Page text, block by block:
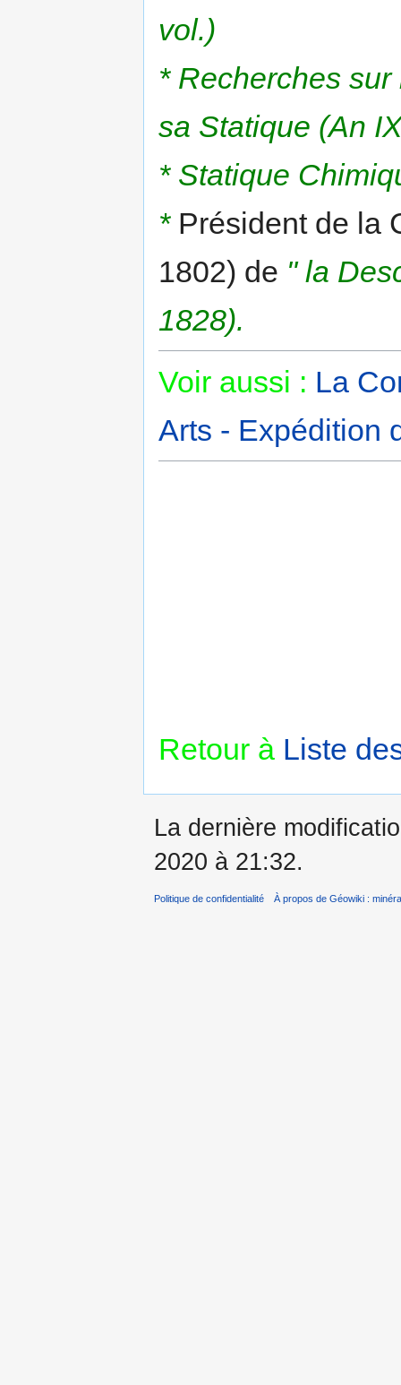
vol.)
* Recherches
sa Statique (An
* Statique
*Président de la
1802) de " la
1828).
Voir aussi : La
Arts - Expédition
Retour à Liste
La dernière
2020 à 21:32.
Politique de confidentialité À propos de Géowiki :